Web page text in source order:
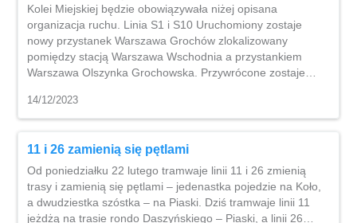
Kolei Miejskiej będzie obowiązywała niżej opisana
organizacja ruchu. Linia S1 i S10 Uruchomiony zostaje
nowy przystanek Warszawa Grochów zlokalizowany
pomiędzy stacją Warszawa Wschodnia a przystankiem
Warszawa Olszynka Grochowska. Przywrócone zostaje…
14/12/2023
11 i 26 zamienią się pętlami
Od poniedziałku 22 lutego tramwaje linii 11 i 26 zmienią
trasy i zamienią się pętlami – jedenastka pojedzie na Koło,
a dwudziestka szóstka – na Piaski. Dziś tramwaje linii 11
jeżdżą na trasie rondo Daszyńskiego – Piaski, a linii 26…